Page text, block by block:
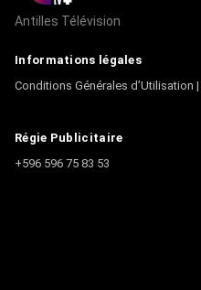
Antilles Télévision
Informations légales
Conditions Générales d’Utilisation |
Régie Publicitaire
+596 596 75 83 53